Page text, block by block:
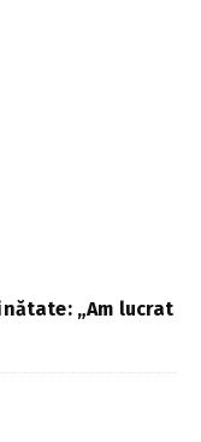
„Am lucrat